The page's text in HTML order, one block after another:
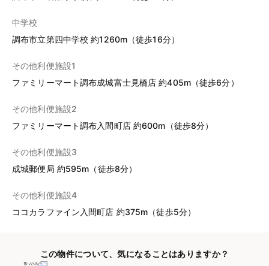
中学校
調布市立第四中学校 約1260m（徒歩16分）
その他利便施設1
ファミリーマート調布成城富士見橋店 約405m（徒歩6分）
その他利便施設2
ファミリーマート調布入間町店 約600m（徒歩8分）
その他利便施設3
成城郵便局 約595m（徒歩8分）
その他利便施設4
ココカラファイン入間町店 約375m（徒歩5分）
この物件について、気になることはありますか？